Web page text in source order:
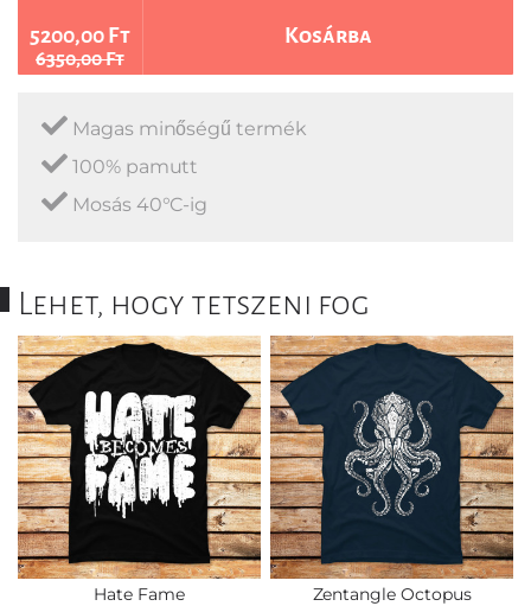
5200,00 Ft
6350,00 Ft
Kosárba
Magas minőségű termék
100% pamutt
Mosás 40°C-ig
Lehet, hogy tetszeni fog
Hate Fame Zentangle Octopus